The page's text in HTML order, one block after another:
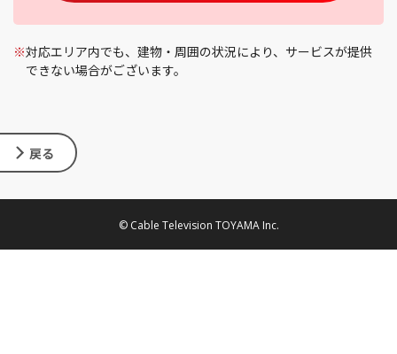
※対応エリア内でも、建物・周囲の状況により、サービスが提供
できない場合がございます。
戻る
© Cable Television TOYAMA Inc.